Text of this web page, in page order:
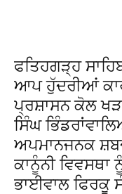
ਫਤਿਹਗੜ੍ਹ
ਆਪ ਹੁੱਦਰੀਆਂ
ਪ੍ਰਸ਼ਾਸਨ ਕੋਲ
ਸਿੰਘ
ਅਪਮਾਨਜਨਕ
ਕਾਨੂੰਨੀ
ਭਾਈਵਾਲ ਫਿਰਕੂ